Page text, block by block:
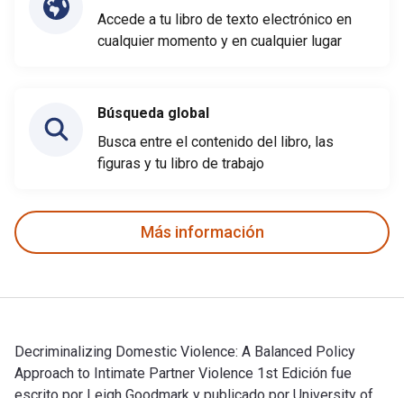
Accede a tu libro de texto electrónico en
cualquier momento y en cualquier lugar
Búsqueda global
Busca entre el contenido del libro, las
figuras y tu libro de trabajo
Más información
Decriminalizing Domestic Violence: A Balanced Policy
Approach to Intimate Partner Violence 1st Edición fue
escrito por Leigh Goodmark y publicado por University of